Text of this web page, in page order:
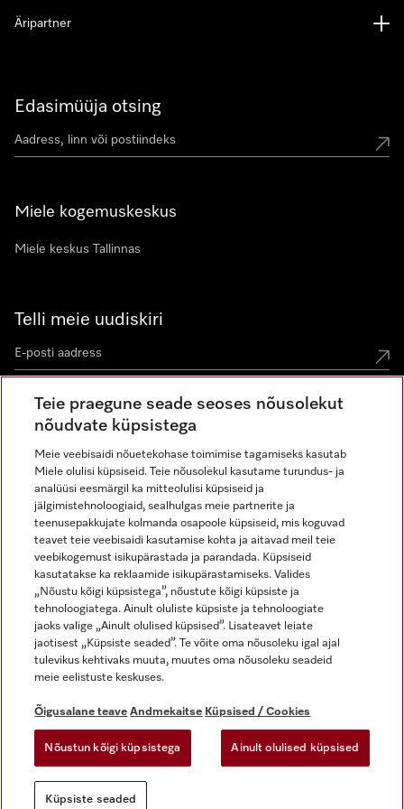
Edasimüüja otsing
Miele kogemuskeskus
Miele keskus Tallinnas
Telli meie uudiskiri
Äripartner
Õigusalane teave
Üldtingimused
Andmekaitse
Kasutustingimused
Digiteenuste seadus
Küpsiste seaded
Miele Instagramis
Miele Facebookis
Miele Youtube'is
Teie praegune seade seoses nõusolekut
nõudvate küpsistega
Meie veebisaidi nõuetekohase toimimise tagamiseks kasutab
Miele olulisi küpsiseid. Teie nõusolekul kasutame turundus- ja
analüüsi eesmärgil ka mitteolulisi küpsiseid ja
jälgimistehnoloogiaid, sealhulgas meie partnerite ja
teenusepakkujate kolmanda osapoole küpsiseid, mis koguvad
teavet teie veebisaidi kasutamise kohta ja aitavad meil teie
veebikogemust isikupärastada ja parandada. Küpsiseid
kasutatakse ka reklaamide isikupärastamiseks. Valides
„Nõustu kõigi küpsistega”, nõustute kõigi küpsiste ja
tehnoloogiatega. Ainult oluliste küpsiste ja tehnoloogiate
jaoks valige „Ainult olulised küpsised”. Lisateavet leiate
jaotisest „Küpsiste seaded”. Te võite oma nõusoleku igal ajal
tulevikus kehtivaks muuta, muutes oma nõusoleku seadeid
meie eelistuste keskuses.
Õigusalane teave Andmekaitse Küpsised / Cookies
Nõustun kõigi küpsistega Ainult olulised küpsised
Küpsiste seaded